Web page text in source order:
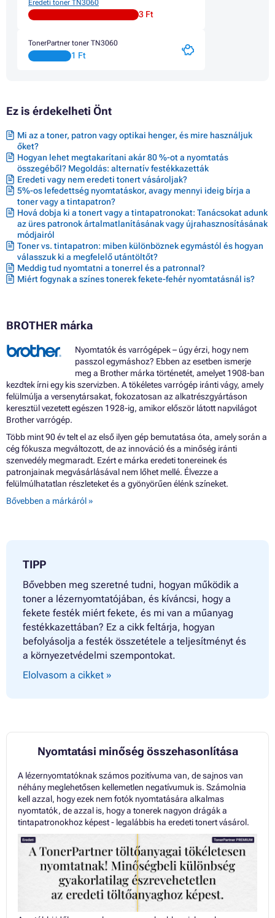
Eredeti toner TN3060
3 Ft
TonerPartner toner TN3060
1 Ft
Ez is érdekelheti Önt
Mi az a toner, patron vagy optikai henger, és mire használjuk
őket?
Hogyan lehet megtakarítani akár 80 %-ot a nyomtatás
összegéből? Megoldás: alternatív festékkazetták
Eredeti vagy nem eredeti tonert vásároljak?
5%-os lefedettség nyomtatáskor, avagy mennyi ideig bírja a
toner vagy a tintapatron?
Hová dobja ki a tonert vagy a tintapatronokat: Tanácsokat adunk
az üres patronok ártalmatlanításának vagy újrahasznosításának
módjairól
Toner vs. tintapatron: miben különböznek egymástól és hogyan
válasszuk ki a megfelelő utántöltőt?
Meddig tud nyomtatni a tonerrel és a patronnal?
Miért fogynak a színes tonerek fekete-fehér nyomtatásnál is?
BROTHER márka
Nyomtatók és varrógépek – úgy érzi, hogy nem
passzol egymáshoz? Ebben az esetben ismerje
meg a Brother márka történetét, amelyet 1908-ban
kezdtek írni egy kis szervizben. A tökéletes varrógép iránti vágy, amely
felülmúlja a versenytársakat, fokozatosan az alkatrészgyártáson
keresztül vezetett egészen 1928-ig, amikor először látott napvilágot
Brother varrógép.
Több mint 90 év telt el az első ilyen gép bemutatása óta, amely során a
cég fókusza megváltozott, de az innováció és a minőség iránti
szenvedély megmaradt. Ezért e márka eredeti tonereinek és
patronjainak megvásárlásával nem lőhet mellé. Élvezze a
felülmúlhatatlan részleteket és a gyönyörűen élénk színeket.
Bővebben a márkáról »
TIPP
Bővebben meg szeretné tudni, hogyan működik a
toner a lézernyomtatójában, és kíváncsi, hogy a
fekete festék miért fekete, és mi van a műanyag
festékkazettában? Ez a cikk feltárja, hogyan
befolyásolja a festék összetétele a teljesítményt és
a környezetvédelmi szempontokat.
Elolvasom a cikket »
Nyomtatási minőség összehasonlítása
A lézernyomtatóknak számos pozitívuma van, de sajnos van
néhány meglehetősen kellemetlen negatívumuk is. Számolnia
kell azzal, hogy ezek nem fotók nyomtatására alkalmas
nyomtatók, de azzal is, hogy a tonerek nagyon drágák a
tintapatronokhoz képest - legalábbis ha eredeti tonert vásárol.